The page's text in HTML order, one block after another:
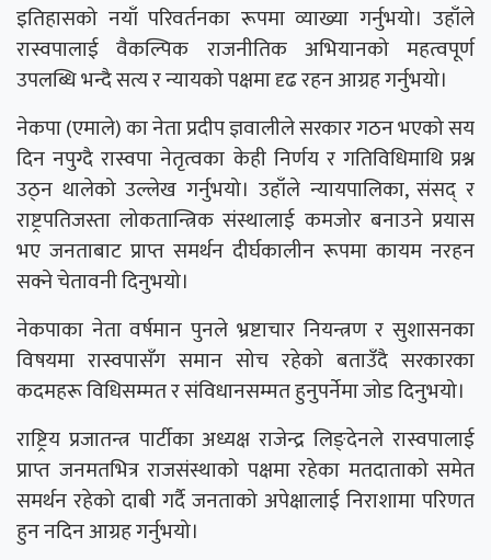
इतिहासको नयाँ परिवर्तनका रूपमा व्याख्या गर्नुभयो। उहाँले
रास्वपालाई वैकल्पिक राजनीतिक अभियानको महत्वपूर्ण
उपलब्धि भन्दै सत्य र न्यायको पक्षमा दृढ रहन आग्रह गर्नुभयो।
नेकपा (एमाले) का नेता प्रदीप ज्ञवालीले सरकार गठन भएको सय
दिन नपुग्दै रास्वपा नेतृत्वका केही निर्णय र गतिविधिमाथि प्रश्न
उठ्न थालेको उल्लेख गर्नुभयो। उहाँले न्यायपालिका, संसद् र
राष्ट्रपतिजस्ता लोकतान्त्रिक संस्थालाई कमजोर बनाउने प्रयास
भए जनताबाट प्राप्त समर्थन दीर्घकालीन रूपमा कायम नरहन
सक्ने चेतावनी दिनुभयो।
नेकपाका नेता वर्षमान पुनले भ्रष्टाचार नियन्त्रण र सुशासनका
विषयमा रास्वपासँग समान सोच रहेको बताउँदै सरकारका
कदमहरू विधिसम्मत र संविधानसम्मत हुनुपर्नेमा जोड दिनुभयो।
राष्ट्रिय प्रजातन्त्र पार्टीका अध्यक्ष राजेन्द्र लिङ्देनले रास्वपालाई
प्राप्त जनमतभित्र राजसंस्थाको पक्षमा रहेका मतदाताको समेत
समर्थन रहेको दाबी गर्दै जनताको अपेक्षालाई निराशामा परिणत
हुन नदिन आग्रह गर्नुभयो।